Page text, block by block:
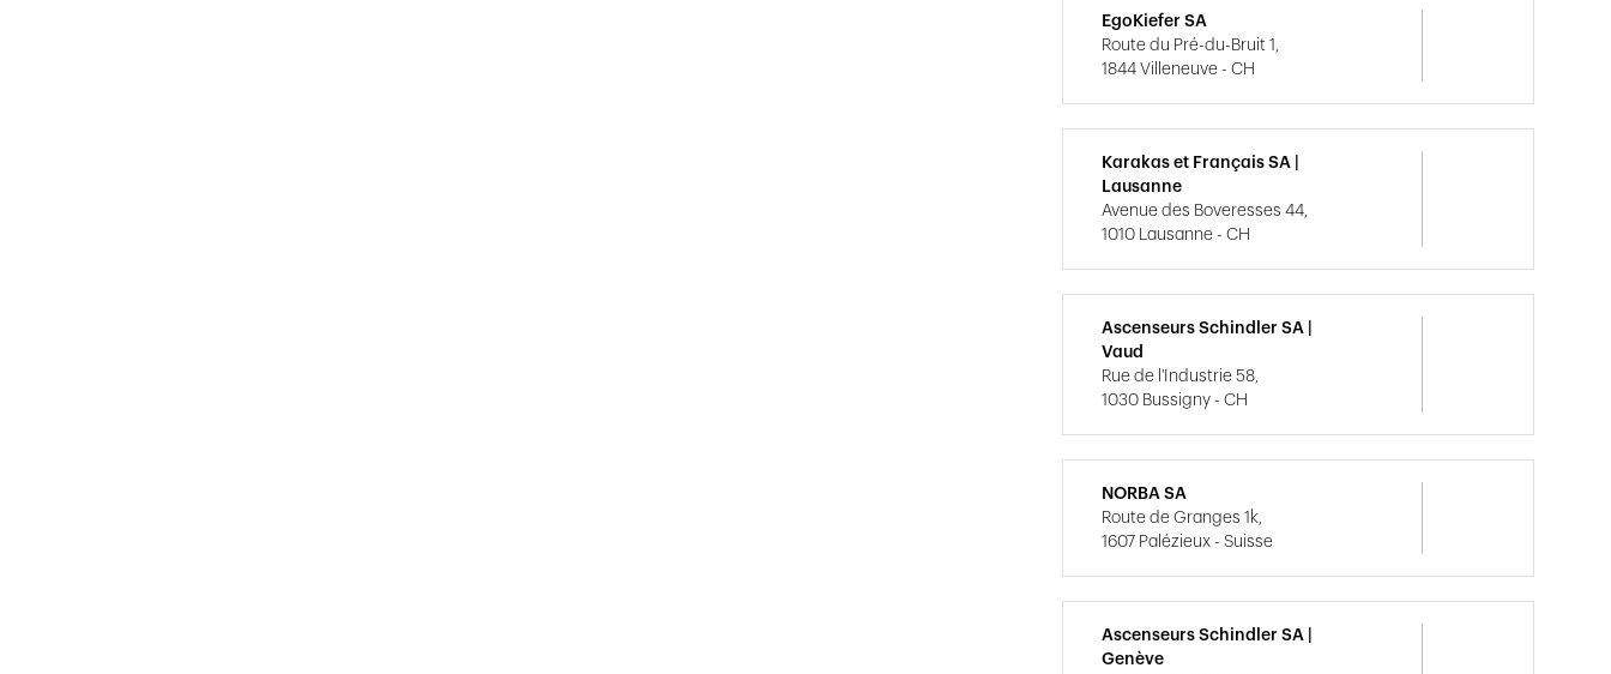
EgoKiefer SA
Route du Pré-du-Bruit 1,
1844 Villeneuve - CH
Karakas et Français SA |
Lausanne
Avenue des Boveresses 44,
1010 Lausanne - CH
Ascenseurs Schindler SA |
Vaud
Rue de l'Industrie 58,
1030 Bussigny - CH
NORBA SA
Route de Granges 1k,
1607 Palézieux - Suisse
Ascenseurs Schindler SA |
Genève